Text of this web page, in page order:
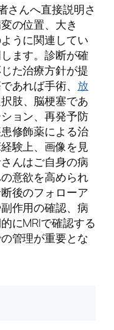
さんへ直接説明さ
の位置、大き
うに関連してい
ます。診断が確
た治療方針が提
あれば手術、 放
肢、脳梗塞であ
ョン、再発予防
修飾薬による治
験上、画像を見
んはご自身の病
意欲を高められ
後のフォローア
作用の確認、病
にMRIで確認する
管理が重要とな